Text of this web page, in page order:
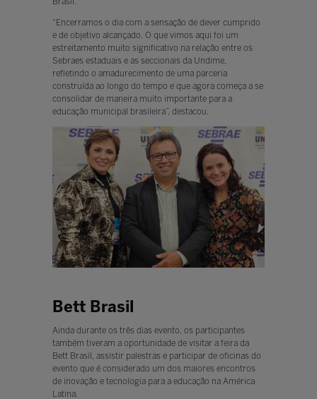
“Encerramos o dia com a sensação de dever cumprido
e de objetivo alcançado. O que vimos aqui foi um
estreitamento muito significativo na relação entre os
Sebraes estaduais e as seccionais da Undime,
refletindo o amadurecimento de uma parceria
construída ao longo do tempo e que agora começa a se
consolidar de maneira muito importante para a
educação municipal brasileira”, destacou.
Bett Brasil
Ainda durante os três dias evento, os participantes
também tiveram a oportunidade de visitar a feira da
Bett Brasil, assistir palestras e participar de oficinas do
evento que é considerado um dos maiores encontros
de inovação e tecnologia para a educação na América
Latina.